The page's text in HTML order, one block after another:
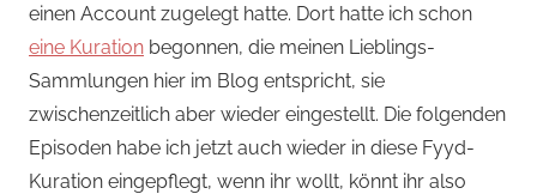
einen Account zugelegt hatte. Dort hatte ich schon
eine Kuration begonnen, die meinen Lieblings-
Sammlungen hier im Blog entspricht, sie
zwischenzeitlich aber wieder eingestellt. Die folgenden
Episoden habe ich jetzt auch wieder in diese Fyyd-
Kuration eingepflegt, wenn ihr wollt, könnt ihr also